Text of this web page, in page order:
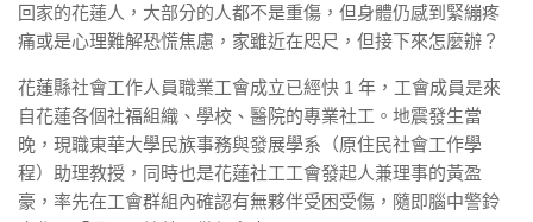
回家的花蓮人，大部分的人都不是重傷，但身體仍感到緊繃疼
痛或是心理難解恐慌焦慮，家雖近在咫尺，但接下來怎麼辦？
花蓮縣社會工作人員職業工會成立已經快 1 年，工會成員是來
自花蓮各個社福組織、學校、醫院的專業社工。地震發生當
晚，現職東華大學民族事務與發展學系（原住民社會工作學
程）助理教授，同時也是花蓮社工工會發起人兼理事的黃盈
豪，率先在工會群組內確認有無夥伴受困受傷，隨即腦中警鈴